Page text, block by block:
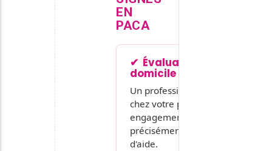
EN
PACA
Évaluation à
domicile gratuite
Un professionnel se rend
chez votre proche, sans
engagement, pour définir
précisément le bon niveau
d'aide.